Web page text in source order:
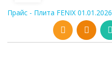
Прайс - Плита FENIX 01.01.2026